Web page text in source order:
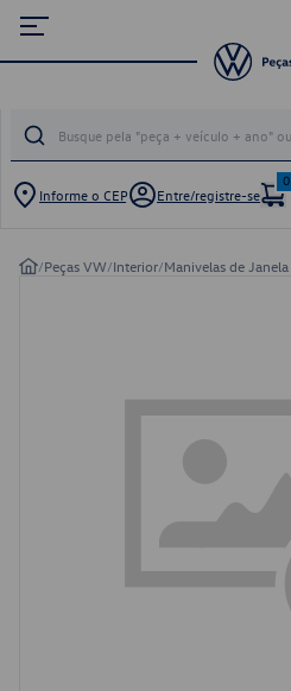
Informe o CEP Entre/registre-se
0
/Peças VW/Interior/Manivelas de Janela